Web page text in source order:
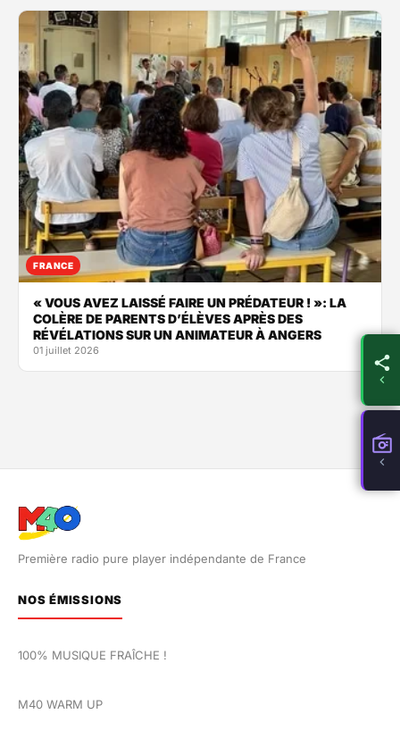
FRANCE
« VOUS AVEZ LAISSÉ FAIRE UN PRÉDATEUR ! »: LA
COLÈRE DE PARENTS D’ÉLÈVES APRÈS DES
RÉVÉLATIONS SUR UN ANIMATEUR À ANGERS
01 juillet 2026
Première radio pure player indépendante de France
NOS ÉMISSIONS
100% MUSIQUE FRAÎCHE !
M40 WARM UP